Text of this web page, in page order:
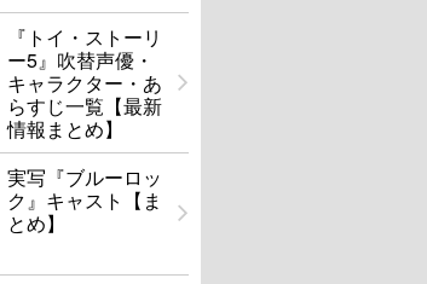
『トイ・ストーリ
ー5』吹替声優・
キャラクター・あ
らすじ一覧【最新
情報まとめ】
実写『ブルーロッ
ク』キャスト【ま
とめ】